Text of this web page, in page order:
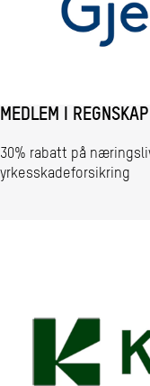
MEDLEM I
30% rabatt på
yrkesskadeforsikring